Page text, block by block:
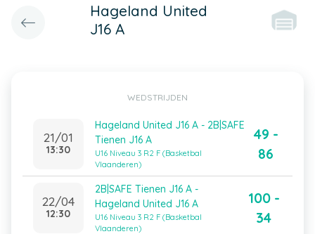
Hageland United
J16 A
WEDSTRIJDEN
21/01
13:30
Hageland United J16 A - 2B|SAFE
Tienen J16 A
U16 Niveau 3 R2 F (Basketbal
Vlaanderen)
49 -
86
22/04
12:30
2B|SAFE Tienen J16 A -
Hageland United J16 A
U16 Niveau 3 R2 F (Basketbal
Vlaanderen)
100 -
34